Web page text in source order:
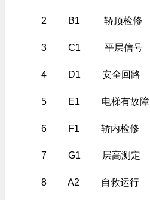
2 B1 轿顶检修
3 C1 平层信号
4 D1 安全回路
5 E1 电梯有故障
6 F1 轿内检修
7 G1 层高测定
8 A2 自救运行